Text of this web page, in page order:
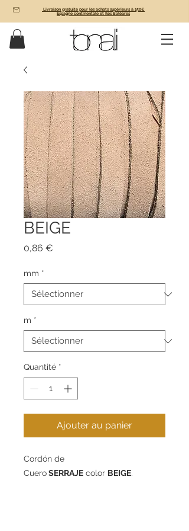
Livraison gratuite pour les achats supérieurs à 150€
Espagne continentale et Îles Baléares
BEIGE
0,86 €
mm *
m *
Quantité *
Ajouter au panier
Cordón de
CueroSERRAJE color BEIGE.